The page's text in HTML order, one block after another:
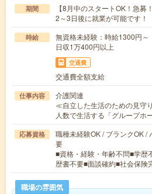
期間
【8月中のスタートOK！急
2～3日後に就業が可能です！
時給
無資格未経験：時給1300
日収1万400円以上
交通費
交通費全額支給
仕事内容
介護関連
≪自立した生活のための見守
人数で生活する「グループ
応募資格
職種未経験OK / ブランクOK /
要
■資格・経験・年齢不問■学歴
歴書不要■面談確約■社会保
職場の雰囲気